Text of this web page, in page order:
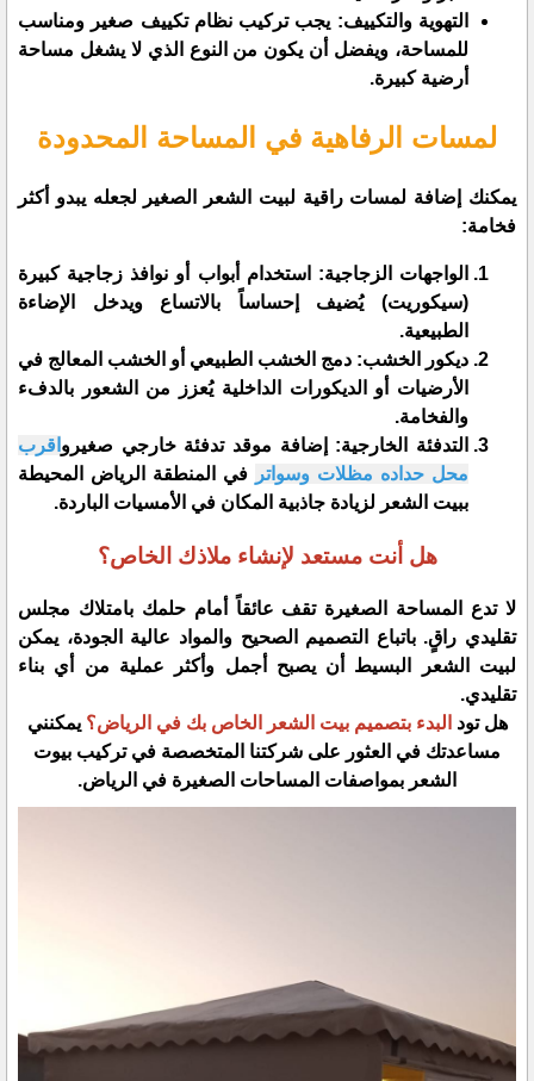
​التهوية والتكييف: يجب تركيب نظام تكييف صغير ومناسب
للمساحة، ويفضل أن يكون من النوع الذي لا يشغل مساحة
أرضية كبيرة.
لمسات الرفاهية في المساحة المحدودة
​يمكنك إضافة لمسات راقية لبيت الشعر الصغير لجعله يبدو أكثر
فخامة:
​الواجهات الزجاجية: استخدام أبواب أو نوافذ زجاجية كبيرة
(سيكوريت) يُضيف إحساساً بالاتساع ويدخل الإضاءة
الطبيعية.
​ديكور الخشب: دمج الخشب الطبيعي أو الخشب المعالج في
الأرضيات أو الديكورات الداخلية يُعزز من الشعور بالدفء
والفخامة.
​التدفئة الخارجية: إضافة موقد تدفئة خارجي صغيرو اقرب
محل حداده مظلات وسواتر
في المنطقة الرياض المحيطة
ببيت الشعر لزيادة جاذبية المكان في الأمسيات الباردة.
هل أنت مستعد لإنشاء ملاذك الخاص؟
​لا تدع المساحة الصغيرة تقف عائقاً أمام حلمك بامتلاك مجلس
تقليدي راقٍ. باتباع التصميم الصحيح والمواد عالية الجودة، يمكن
لبيت الشعر البسيط أن يصبح أجمل وأكثر عملية من أي بناء
تقليدي.
​هل تود البدء بتصميم بيت الشعر الخاص بك في الرياض؟يمكنني
مساعدتك في العثور على شركتنا المتخصصة في تركيب بيوت
الشعر بمواصفات المساحات الصغيرة في الرياض.